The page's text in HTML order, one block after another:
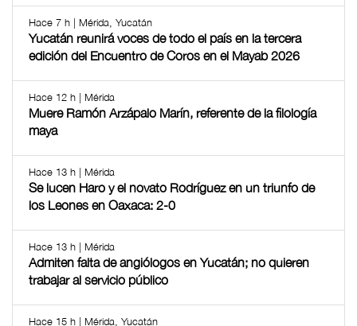
Hace 7 h | Mérida, Yucatán
Yucatán reunirá voces de todo el país en la tercera
edición del Encuentro de Coros en el Mayab 2026
Hace 12 h | Mérida
Muere Ramón Arzápalo Marín, referente de la filología
maya
Hace 13 h | Mérida
Se lucen Haro y el novato Rodríguez en un triunfo de
los Leones en Oaxaca: 2-0
Hace 13 h | Mérida
Admiten falta de angiólogos en Yucatán; no quieren
trabajar al servicio público
Hace 15 h | Mérida, Yucatán